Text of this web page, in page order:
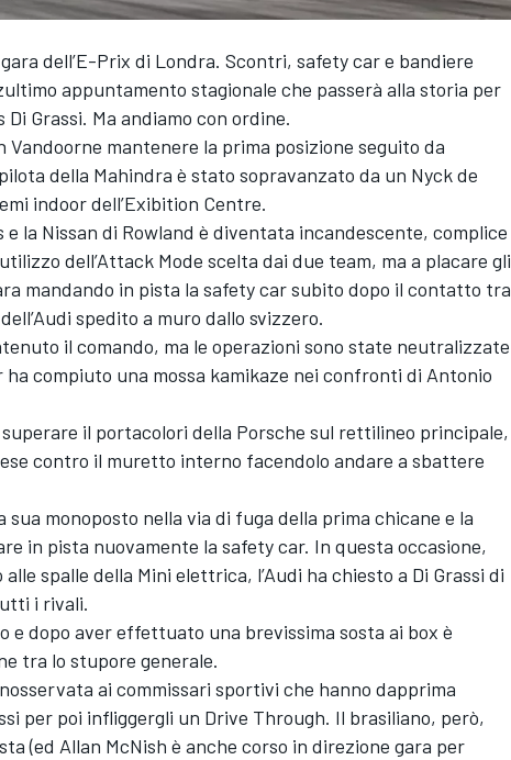
dell’E-Prix di Londra. Scontri, safety car e bandiere
appuntamento stagionale che passerà alla storia per
Grassi. Ma andiamo con ordine.
Vandoorne mantenere la prima posizione seguito da
della Mahindra è stato sopravanzato da un Nyck de
indoor dell’Exibition Centre.
la Nissan di Rowland è diventata incandescente, complice
dell’Attack Mode scelta dai due team, ma a placare gli
mandando in pista la safety car subito dopo il contatto tra
spedito a muro dallo svizzero.
il comando, ma le operazioni sono state neutralizzate
compiuto una mossa kamikaze nei confronti di Antonio
il portacolori della Porsche sul rettilineo principale,
contro il muretto interno facendolo andare a sbattere
sua monoposto nella via di fuga della prima chicane e la
in pista nuovamente la safety car. In questa occasione,
spalle della Mini elettrica, l’Audi ha chiesto a Di Grassi di
i rivali.
e dopo aver effettuato una brevissima sosta ai box è
tra lo stupore generale.
ai commissari sportivi che hanno dapprima
per poi infliggergli un Drive Through. Il brasiliano, però,
(ed Allan McNish è anche corso in direzione gara per